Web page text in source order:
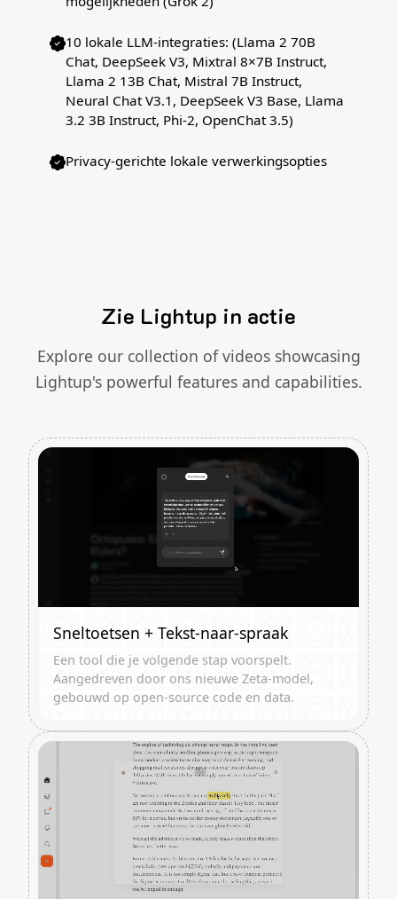
10 lokale LLM-integraties: (Llama 2 70B
Chat, DeepSeek V3, Mixtral 8×7B Instruct,
Llama 2 13B Chat, Mistral 7B Instruct,
Neural Chat V3.1, DeepSeek V3 Base, Llama
3.2 3B Instruct, Phi-2, OpenChat 3.5)
Privacy-gerichte lokale verwerkingsopties
Zie Lightup in actie
Explore our collection of videos showcasing
Lightup's powerful features and capabilities.
Sneltoetsen + Tekst-naar-spraak
Een tool die je volgende stap voorspelt.
Aangedreven door ons nieuwe Zeta-model,
gebouwd op open-source code en data.